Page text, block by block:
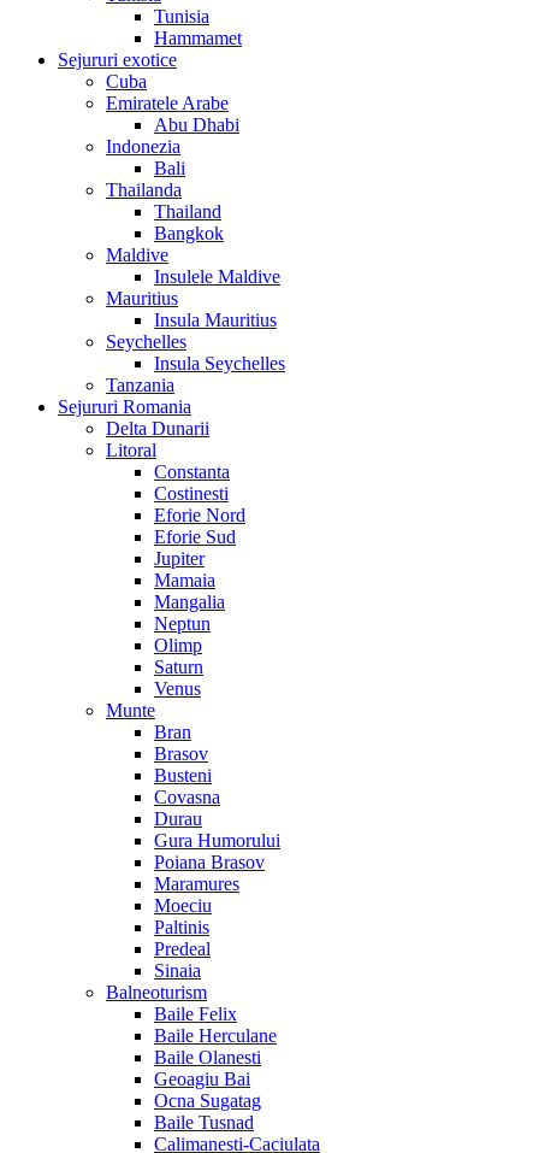
Tunisia
Hammamet
Sejururi exotice
Cuba
Emiratele Arabe
Abu Dhabi
Indonezia
Bali
Thailanda
Thailand
Bangkok
Maldive
Insulele Maldive
Mauritius
Insula Mauritius
Seychelles
Insula Seychelles
Tanzania
Sejururi Romania
Delta Dunarii
Litoral
Constanta
Costinesti
Eforie Nord
Eforie Sud
Jupiter
Mamaia
Mangalia
Neptun
Olimp
Saturn
Venus
Munte
Bran
Brasov
Busteni
Covasna
Durau
Gura Humorului
Poiana Brasov
Maramures
Moeciu
Paltinis
Predeal
Sinaia
Balneoturism
Baile Felix
Baile Herculane
Baile Olanesti
Geoagiu Bai
Ocna Sugatag
Baile Tusnad
Calimanesti-Caciulata